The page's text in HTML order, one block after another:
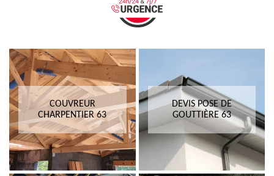
COUVREUR
CHARPENTIER 63
DEVIS POSE DE
GOUTTIÈRE 63